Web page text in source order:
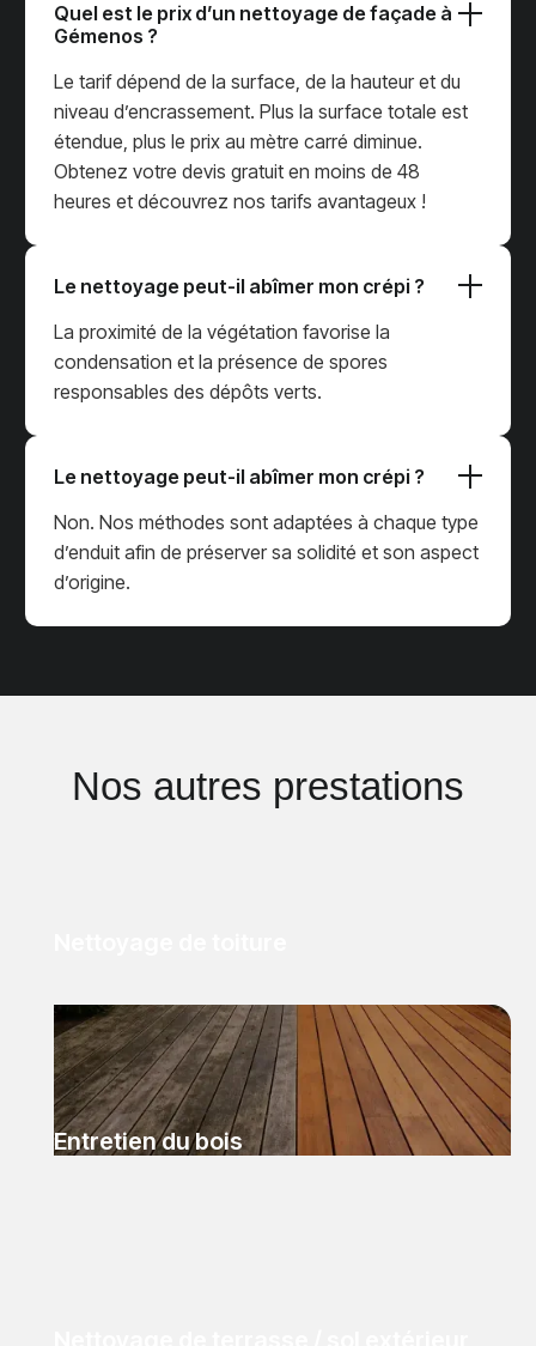
Quel est le prix d’un nettoyage de façade à
Gémenos ?
Le tarif dépend de la surface, de la hauteur et du
niveau d’encrassement. Plus la surface totale est
étendue, plus le prix au mètre carré diminue.
Obtenez votre devis gratuit en moins de 48
heures et découvrez nos tarifs avantageux !
Le nettoyage peut-il abîmer mon crépi ?
La proximité de la végétation favorise la
condensation et la présence de spores
responsables des dépôts verts.
Le nettoyage peut-il abîmer mon crépi ?
Non. Nos méthodes sont adaptées à chaque type
d’enduit afin de préserver sa solidité et son aspect
d’origine.
Nos autres prestations
Entretien du bois